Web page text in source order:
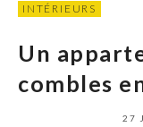
INTÉRIEURS
Un
combles
27